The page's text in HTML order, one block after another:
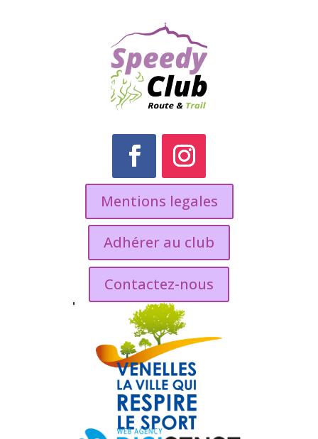
Mentions legales
Adhérer au club
Contactez-nous